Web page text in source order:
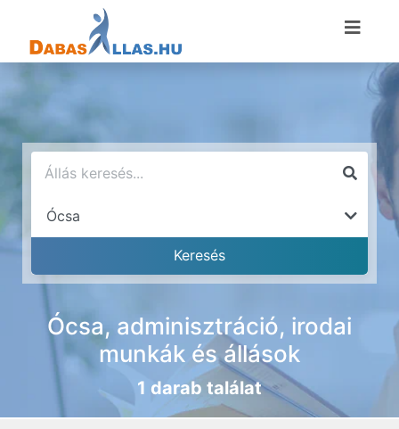
Ócsa, adminisztráció, irodai
munkák és állások
1 darab találat